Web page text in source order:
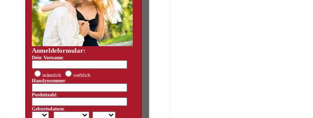
Anmeldeformular:
Dein Vorname:
männlich
weiblich
Handynummer:
Postleitzahl:
Geburtsdatum: